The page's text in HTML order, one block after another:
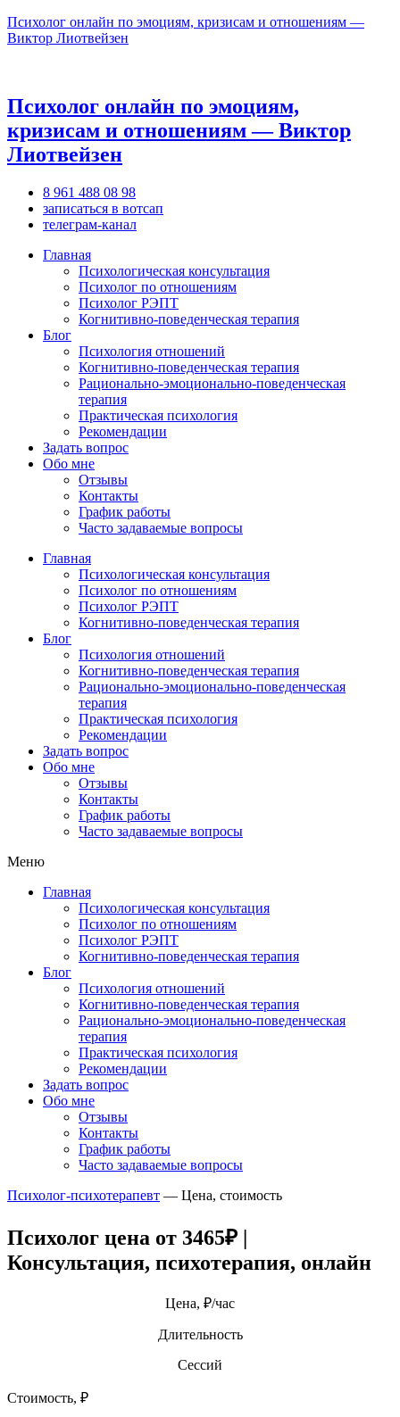
Психолог онлайн по эмоциям, кризисам и отношениям —
Виктор Лиотвейзен
Психолог онлайн по эмоциям,
кризисам и отношениям — Виктор
Лиотвейзен
8 961 488 08 98
записаться в вотсап
телеграм-канал
Главная
Психологическая консультация
Психолог по отношениям
Психолог РЭПТ
Когнитивно-поведенческая терапия
Блог
Психология отношений
Когнитивно-поведенческая терапия
Рационально-эмоционально-поведенческая
терапия
Практическая психология
Рекомендации
Задать вопрос
Обо мне
Отзывы
Контакты
График работы
Часто задаваемые вопросы
Главная
Психологическая консультация
Психолог по отношениям
Психолог РЭПТ
Когнитивно-поведенческая терапия
Блог
Психология отношений
Когнитивно-поведенческая терапия
Рационально-эмоционально-поведенческая
терапия
Практическая психология
Рекомендации
Задать вопрос
Обо мне
Отзывы
Контакты
График работы
Часто задаваемые вопросы
Меню
Главная
Психологическая консультация
Психолог по отношениям
Психолог РЭПТ
Когнитивно-поведенческая терапия
Блог
Психология отношений
Когнитивно-поведенческая терапия
Рационально-эмоционально-поведенческая
терапия
Практическая психология
Рекомендации
Задать вопрос
Обо мне
Отзывы
Контакты
График работы
Часто задаваемые вопросы
Психолог-психотерапевт — Цена, стоимость
Психолог цена от 3465₽ |
Консультация, психотерапия, онлайн
Цена, ₽/час
Длительность
Сессий
Стоимость, ₽